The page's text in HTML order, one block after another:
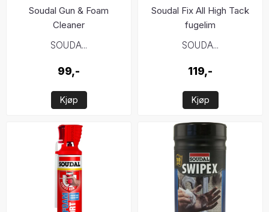
Soudal Gun & Foam
Cleaner
SOUDA...
99,-
Kjøp
Soudal Fix All High Tack
fugelim
SOUDA...
119,-
Kjøp